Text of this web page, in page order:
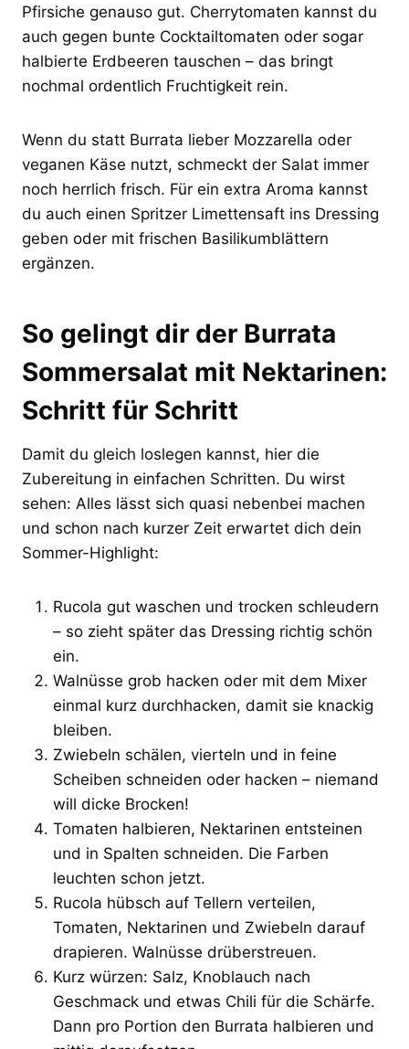
Pfirsiche genauso gut. Cherrytomaten kannst du
auch gegen bunte Cocktailtomaten oder sogar
halbierte Erdbeeren tauschen – das bringt
nochmal ordentlich Fruchtigkeit rein.
Wenn du statt Burrata lieber Mozzarella oder
veganen Käse nutzt, schmeckt der Salat immer
noch herrlich frisch. Für ein extra Aroma kannst
du auch einen Spritzer Limettensaft ins Dressing
geben oder mit frischen Basilikumblättern
ergänzen.
So gelingt dir der Burrata
Sommersalat mit Nektarinen:
Schritt für Schritt
Damit du gleich loslegen kannst, hier die
Zubereitung in einfachen Schritten. Du wirst
sehen: Alles lässt sich quasi nebenbei machen
und schon nach kurzer Zeit erwartet dich dein
Sommer-Highlight:
Rucola gut waschen und trocken schleudern
– so zieht später das Dressing richtig schön
ein.
Walnüsse grob hacken oder mit dem Mixer
einmal kurz durchhacken, damit sie knackig
bleiben.
Zwiebeln schälen, vierteln und in feine
Scheiben schneiden oder hacken – niemand
will dicke Brocken!
Tomaten halbieren, Nektarinen entsteinen
und in Spalten schneiden. Die Farben
leuchten schon jetzt.
Rucola hübsch auf Tellern verteilen,
Tomaten, Nektarinen und Zwiebeln darauf
drapieren. Walnüsse drüberstreuen.
Kurz würzen: Salz, Knoblauch nach
Geschmack und etwas Chili für die Schärfe.
Dann pro Portion den Burrata halbieren und